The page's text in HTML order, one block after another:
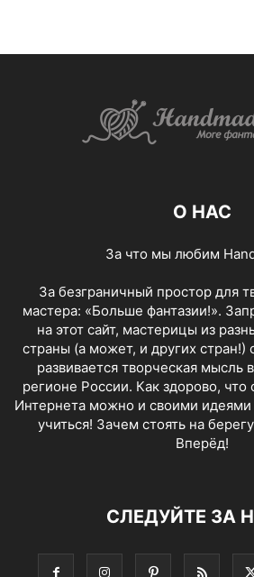
О НАС
За что мы любим
За безграничный простор для
мастера: «Больше фантазии!».
на этот сайт, мастерицы из
страны (а может, и других стран!)
развивается творческая мысль
регионе России. Как здорово,
Интернета можно и своими идеями
учиться! Зачем стоять на
Вперёд!
СЛЕДУЙТЕ ЗА